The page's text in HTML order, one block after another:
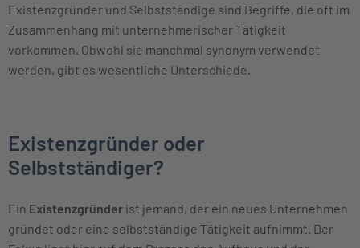
Existenzgründer und Selbstständige sind Begriffe, die oft im
Zusammenhang mit unternehmerischer Tätigkeit
vorkommen. Obwohl sie manchmal synonym verwendet
werden, gibt es wesentliche Unterschiede.
Existenzgründer oder
Selbstständiger?
Ein Existenzgründer ist jemand, der ein neues Unternehmen
gründet oder eine selbstständige Tätigkeit aufnimmt. Der